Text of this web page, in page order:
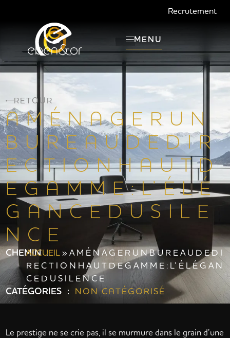
Recrutement
MENU
RETOUR
A M É N A G E R U N
B U R E A U D E D I R
E C T I O N H A U T D
E G A M M E : L’ É L É
G A N C E D U S I L E
N C E
CHEMIN :
ACCUEIL» A M É N A G E R U N B U R E A U D E D I
R E C T I O N H A U T D E G A M M E : L’ É L É G A N
C E D U S I L E N C E
CATÉGORIES : NON CATÉGORISÉ
Le prestige ne se crie pas, il se murmure dans le grain d’une